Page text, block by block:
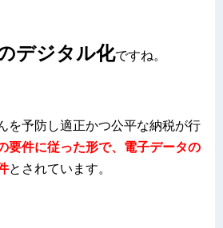
デジタル化ですね。
を予防し適正かつ公平な納税が行
要件に従った形で、電子データの
とされています。